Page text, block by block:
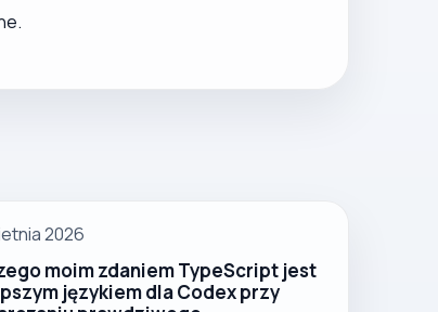
2026
moim zdaniem TypeScript jest
językiem dla Codex przy